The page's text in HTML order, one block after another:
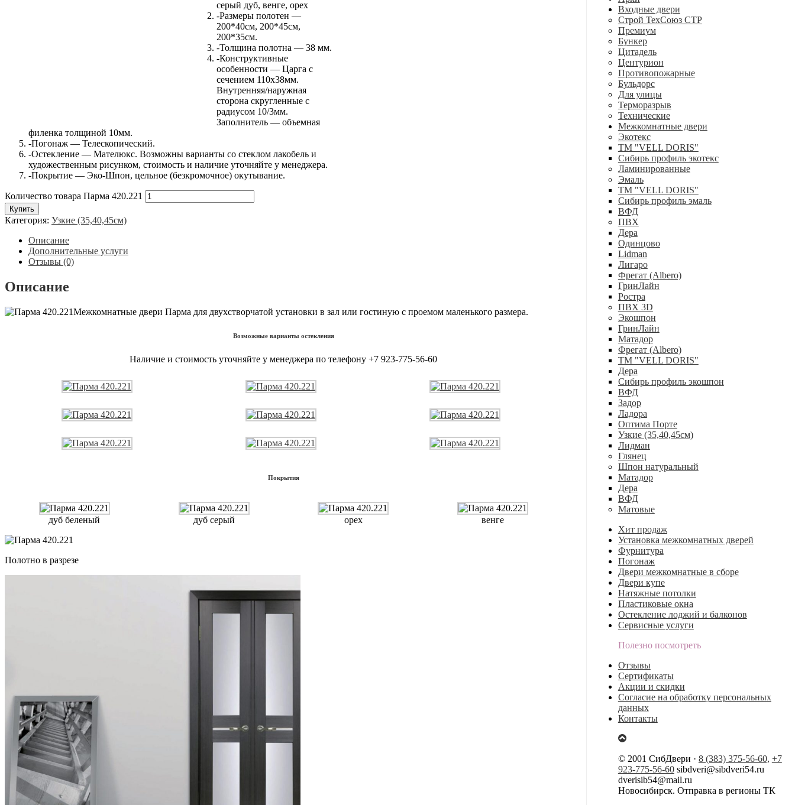
серый дуб, венге, орех
-Размеры полотен —
200*40см, 200*45см,
200*35см.
-Толщина полотна — 38 мм.
-Конструктивные
особенности — Царга с
сечением 110х38мм.
Внутренняя/наружная
сторона скругленные с
радиусом 10/3мм.
Заполнитель — объемная
филенка толщиной 10мм.
-Погонаж — Телескопический.
-Остекление — Мателюкс. Возможны варианты со стеклом лакобель и
художественным рисунком, стоимость и наличие уточняйте у менеджера.
-Покрытие — Эко-Шпон, цельное (безкромочное) окутывание.
Количество товара Парма 420.221
Купить
Категория: Узкие (35,40,45см)
Описание
Дополнительные услуги
Отзывы (0)
Описание
Межкомнатные двери Парма для двухстворчатой установки в зал или гостиную с проемом маленького размера.
Возможные варианты остекления
Наличие и стоимость уточняйте у менеджера по телефону+7 923-775-56-60
Покрытия
дуб беленый дуб серый орех венге
Полотно в разрезе
Входные двери
Строй ТехСоюз СТР
Премиум
Бункер
Цитадель
Центурион
Противопожарные
Бульдорс
Для улицы
Терморазрыв
Технические
Межкомнатные двери
Экотекс
ТМ "VELL DORIS"
Сибирь профиль экотекс
Ламинированные
Эмаль
ТМ "VELL DORIS"
Сибирь профиль эмаль
ВФД
ПВХ
Дера
Одинцово
Lidman
Лигаро
Фрегат (Albero)
ГринЛайн
Ростра
ПВХ 3D
Экошпон
ГринЛайн
Матадор
Фрегат (Albero)
ТМ "VELL DORIS"
Дера
Сибирь профиль экошпон
ВФД
Задор
Ладора
Оптима Порте
Узкие (35,40,45см)
Лидман
Глянец
Шпон натуральный
Матадор
Дера
ВФД
Матовые
Хит продаж
Установка межкомнатных дверей
Фурнитура
Погонаж
Двери межкомнатные в сборе
Двери купе
Натяжные потолки
Пластиковые окна
Остекление лоджий и балконов
Сервисные услуги
Полезно посмотреть
Отзывы
Сертификаты
Акции и скидки
Согласие на обработку персональных
данных
Контакты
© 2001 СибДвери · 8 (383) 375-56-60, +7
923-775-56-60sibdveri@sibdveri54.ru
dverisib54@mail.ru
Новосибирск. Отправка в регионы ТК